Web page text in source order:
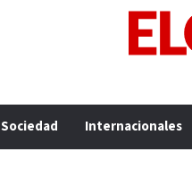
Sociedad Internacionales